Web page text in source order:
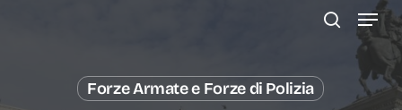
search
Menu
Forze Armate e Forze di Polizia